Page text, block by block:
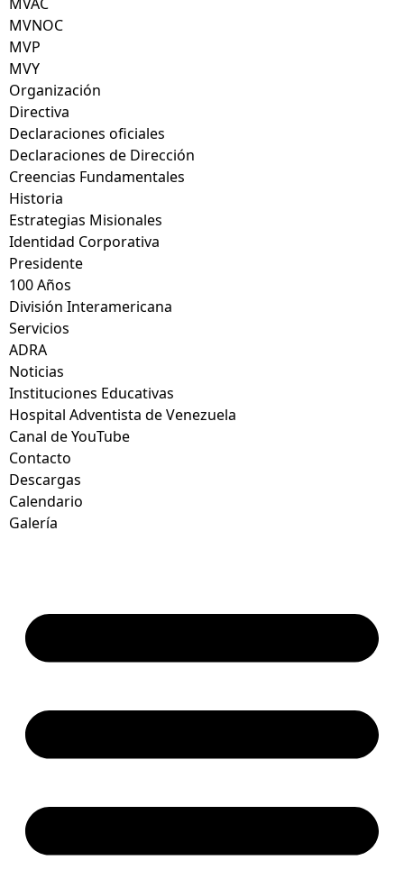
MVNOC
MVP
MVY
Organización
Directiva
Declaraciones oficiales
Declaraciones de Dirección
Creencias Fundamentales
Historia
Estrategias Misionales
Identidad Corporativa
Presidente
100 Años
División Interamericana
Servicios
ADRA
Noticias
Instituciones Educativas
Hospital Adventista de Venezuela
Canal de YouTube
Contacto
Descargas
Calendario
Galería